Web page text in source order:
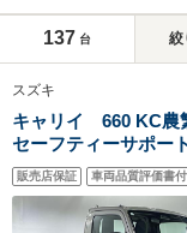
137 台 絞
スズキ
キャリイ 660 KC
セーフティーサポ
ートライト オート
防止装置 レーンキ
ナーセンサー
販売店保証 車両品質評価書付